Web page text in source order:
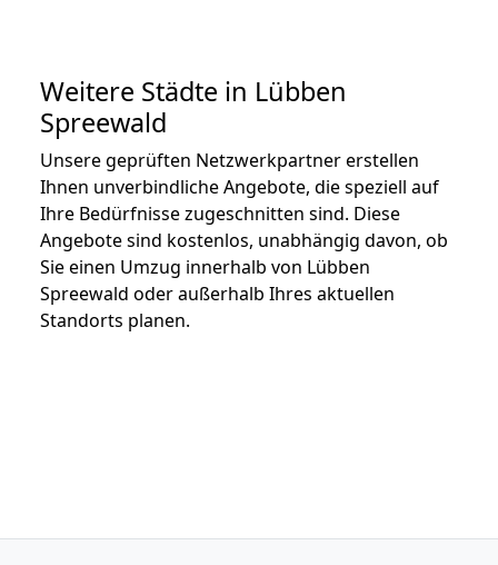
Weitere Städte in Lübben
Spreewald
Unsere geprüften Netzwerkpartner erstellen
Ihnen unverbindliche Angebote, die speziell auf
Ihre Bedürfnisse zugeschnitten sind. Diese
Angebote sind kostenlos, unabhängig davon, ob
Sie einen Umzug innerhalb von Lübben
Spreewald oder außerhalb Ihres aktuellen
Standorts planen.